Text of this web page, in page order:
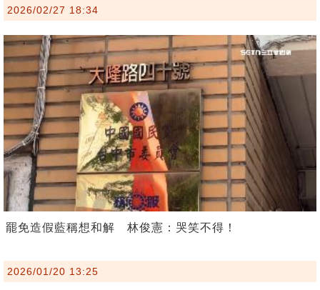
2026/02/27 18:34
罷免造假藍稱想和解 林俊憲：哭笑不得！
2026/01/20 13:25